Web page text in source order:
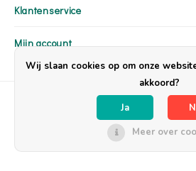
Klantenservice
Mijn account
Wij slaan cookies op om onze
akkoord?
Ja
Meer over